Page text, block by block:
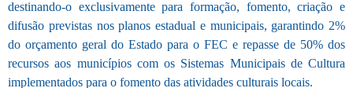
destinando-o exclusivamente para formação, fomento, criação e
difusão previstas nos planos estadual e municipais, garantindo 2%
do orçamento geral do Estado para o FEC e repasse de 50% dos
recursos aos municípios com os Sistemas Municipais de Cultura
implementados para o fomento das atividades culturais locais.